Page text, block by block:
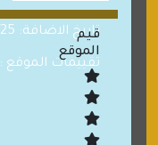
تاريخ الاضافة: 2020/08/25
تقييمات الموقع : 0
قيم
الموقع